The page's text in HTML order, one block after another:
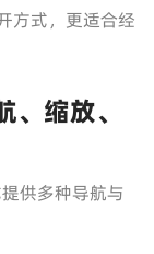
方式，更适合经
缩放、
供多种导航与